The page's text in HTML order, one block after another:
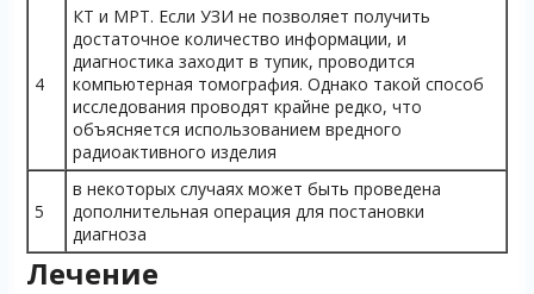
4
КТ и МРТ. Если УЗИ не позволяет получить
достаточное количество информации, и
диагностика заходит в тупик, проводится
компьютерная томография. Однако такой способ
исследования проводят крайне редко, что
объясняется использованием вредного
радиоактивного изделия
5
в некоторых случаях может быть проведена
дополнительная операция для постановки
диагноза
Лечение